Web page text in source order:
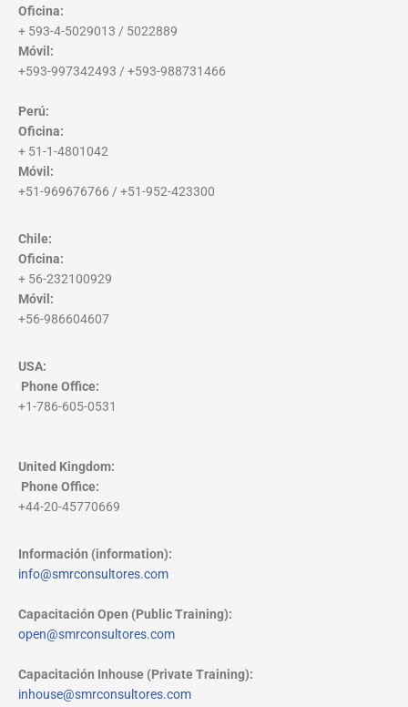
Oficina:
+ 593-4-5029013 / 5022889
Móvil:
+593-997342493 / +593-988731466
Perú:
Oficina:
+ 51-1-4801042
Móvil:
+51-969676766 / +51-952-423300
Chile:
Oficina:
+ 56-232100929
Móvil:
+56-986604607
USA:
Phone Office:
+1-786-605-0531
United Kingdom:
Phone Office:
+44-20-45770669
Información (information):
info@smrconsultores.com
Capacitación Open (Public Training):
open@smrconsultores.com
Capacitación Inhouse (Private Training):
inhouse@smrconsultores.com